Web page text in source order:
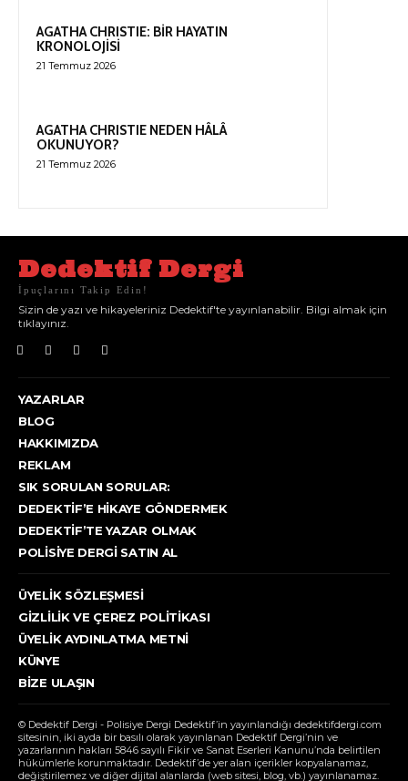
AGATHA CHRISTIE: BİR HAYATIN
KRONOLOJİSİ
21 Temmuz 2026
AGATHA CHRISTIE NEDEN HÂLÂ
OKUNUYOR?
21 Temmuz 2026
Dedektif Dergi
İpuçlarını Takip Edin!
Sizin de yazı ve hikayeleriniz Dedektif'te yayınlanabilir. Bilgi almak için
tıklayınız.
YAZARLAR
BLOG
HAKKIMIZDA
REKLAM
SIK SORULAN SORULAR:
DEDEKTIF’E HIKAYE GÖNDERMEK
DEDEKTIF’TE YAZAR OLMAK
POLISIYE DERGI SATIN AL
ÜYELIK SÖZLEŞMESI
GIZLILIK VE ÇEREZ POLITIKASI
ÜYELIK AYDINLATMA METNI
KÜNYE
BIZE ULAŞIN
© Dedektif Dergi - Polisiye Dergi Dedektif’in yayınlandığı dedektifdergi.com
sitesinin, iki ayda bir basılı olarak yayınlanan Dedektif Dergi’nin ve
yazarlarının hakları 5846 sayılı Fikir ve Sanat Eserleri Kanunu’nda belirtilen
hükümlerle korunmaktadır. Dedektif’de yer alan içerikler kopyalanamaz,
değiştirilemez ve diğer dijital alanlarda (web sitesi, blog, vb.) yayınlanamaz.